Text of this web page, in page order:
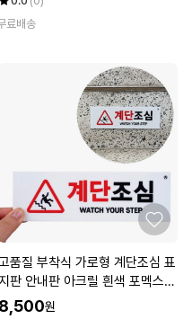
료배송
품질 부착식 가로형 계단조심 표
판 안내판 아크릴 흰색 포멕스표
지판 (WE0B095)
8,500원